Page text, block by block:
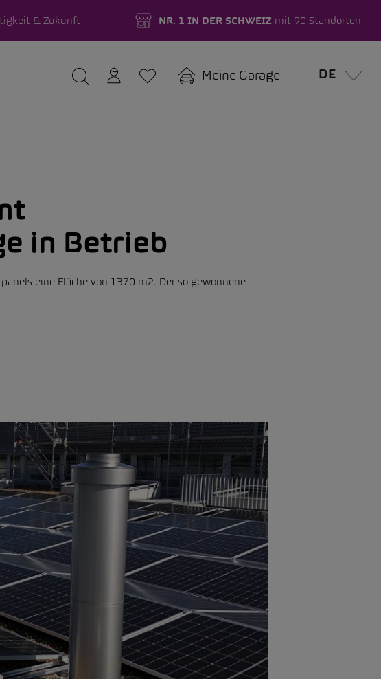
& Zukunft NR. 1 IN DER SCHWEIZmit 90 Standorten
Meine Garage DE
in Betrieb
eine Fläche von 1370 m2. Der so gewonnene